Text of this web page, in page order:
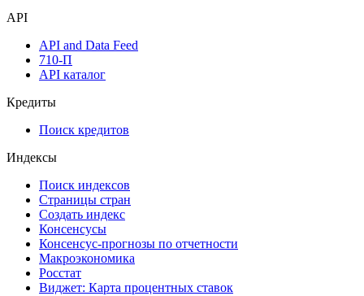
API
API and Data Feed
710-П
API каталог
Кредиты
Поиск кредитов
Индексы
Поиск индексов
Страницы стран
Создать индекс
Консенсусы
Консенсус-прогнозы по отчетности
Макроэкономика
Росстат
Виджет: Карта процентных ставок